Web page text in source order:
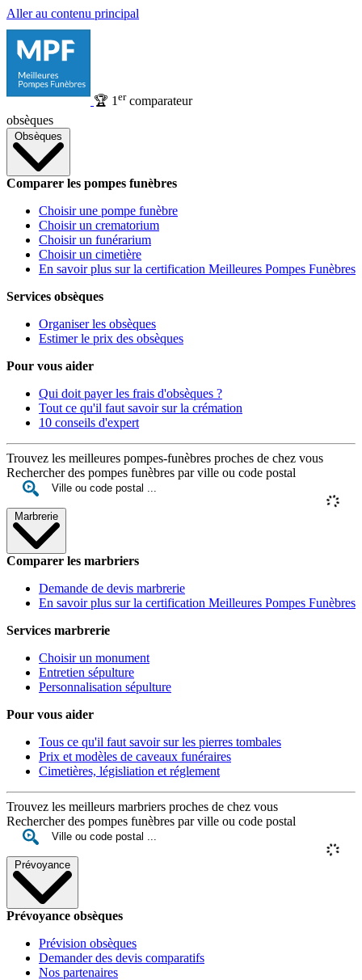
Aller au contenu principal
🏆 1 ercomparateur
obsèques
Obsèques
Comparer les pompes funèbres
Choisir une pompe funèbre
Choisir un crematorium
Choisir un funérarium
Choisir un cimetière
En savoir plus sur la certification Meilleures Pompes Funèbres
Services obsèques
Organiser les obsèques
Estimer le prix des obsèques
Pour vous aider
Qui doit payer les frais d'obsèques ?
Tout ce qu'il faut savoir sur la crémation
10 conseils d'expert
Trouvez les meilleures pompes-funèbres proches de chez vous
Rechercher des pompes funèbres par ville ou code postal
Marbrerie
Comparer les marbriers
Demande de devis marbrerie
En savoir plus sur la certification Meilleures Pompes Funèbres
Services marbrerie
Choisir un monument
Entretien sépulture
Personnalisation sépulture
Pour vous aider
Tous ce qu'il faut savoir sur les pierres tombales
Prix et modèles de caveaux funéraires
Cimetières, législiation et réglement
Trouvez les meilleurs marbriers proches de chez vous
Rechercher des pompes funèbres par ville ou code postal
Prévoyance
Prévoyance obsèques
Prévision obsèques
Demander des devis comparatifs
Nos partenaires